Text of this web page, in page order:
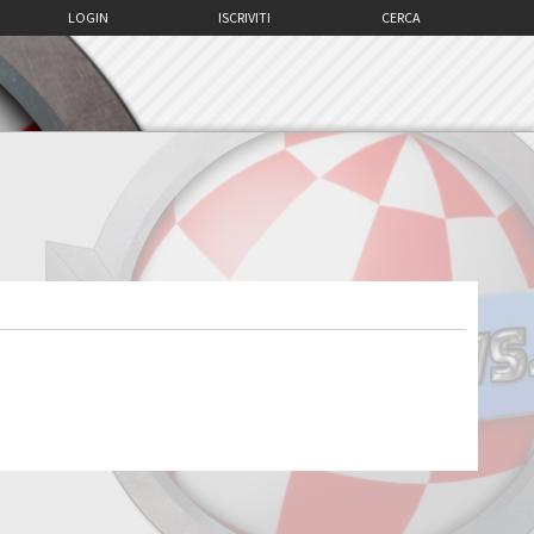
CERCA
ISCRIVITI
LOGIN